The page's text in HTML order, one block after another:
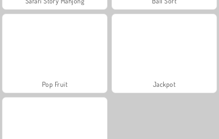
Pop Fruit Jackpot